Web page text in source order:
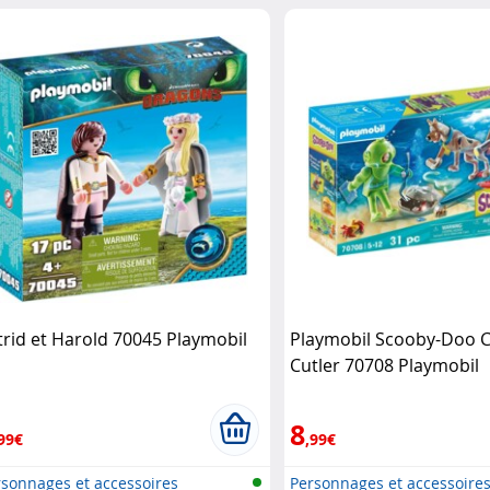
et Harold 70045 Playmobil
et accessoires
Playmobil Scooby-Doo
Cutler 70708 Playmobil
8,99€
Personnages et